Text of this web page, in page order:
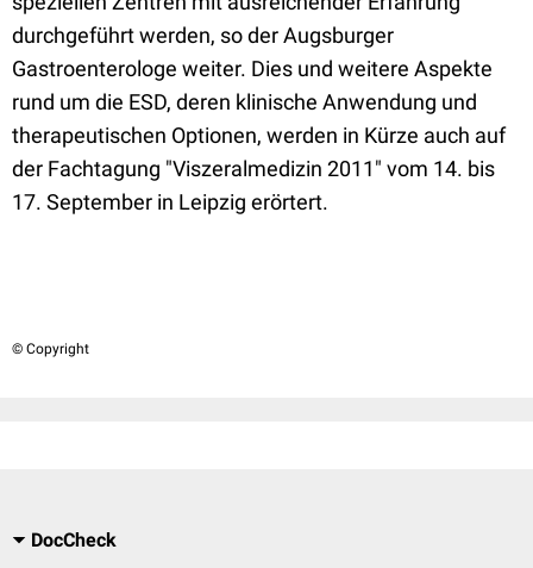
durchgeführt werden, so der Augsburger
Gastroenterologe weiter. Dies und weitere Aspekte
rund um die ESD, deren klinische Anwendung und
therapeutischen Optionen, werden in Kürze auch auf
der Fachtagung "Viszeralmedizin 2011" vom 14. bis
17. September in Leipzig erörtert.
© Copyright
DocCheck